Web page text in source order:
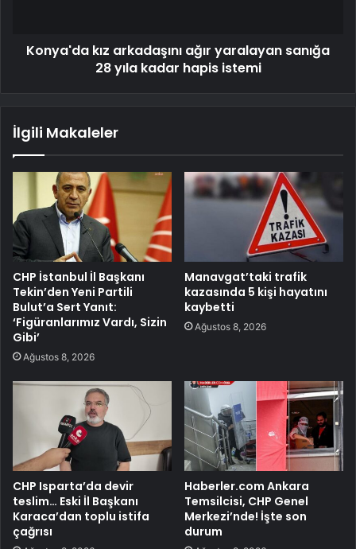
Konya'da kız arkadaşını ağır yaralayan sanığa
28 yıla kadar hapis istemi
İlgili Makaleler
CHP İstanbul İl Başkanı
Tekin’den Yeni Partili
Bulut’a Sert Yanıt:
‘Figüranlarımız Vardı, Sizin
Gibi’
Ağustos 8, 2026
Manavgat’taki trafik
kazasında 5 kişi hayatını
kaybetti
Ağustos 8, 2026
CHP Isparta’da devir
teslim… Eski İl Başkanı
Karaca’dan toplu istifa
çağrısı
Haberler.com Ankara
Temsilcisi, CHP Genel
Merkezi’nde! İşte son
durum